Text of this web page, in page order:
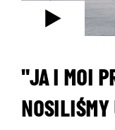
"JA I MOI
NOSILIŚMY